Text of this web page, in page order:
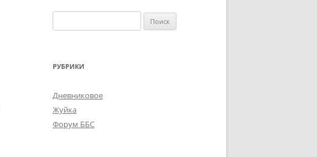
РУБРИКИ
Дневниковое
Жуйка
Форум ББС